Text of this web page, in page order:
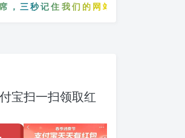
秒记住我们的网站：5zyw.com
宝扫一扫领取红